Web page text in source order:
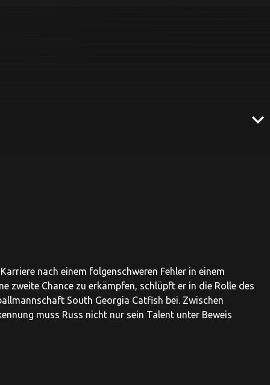
expand_more
nach einem folgenschweren Fehler in einem
zweite Chance zu erkämpfen, schlüpft er in die Rolle des
South Georgia Catfish bei. Zwischen
muss Russ nicht nur sein Talent unter Beweis